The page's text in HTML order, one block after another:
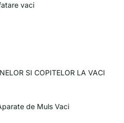
vaci
SI COPITELOR LA VACI
de Muls Vaci